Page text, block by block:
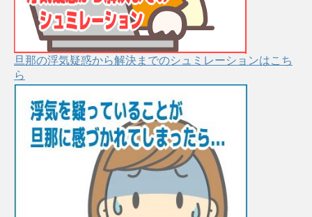
旦那の浮気疑惑から解決までのシュミレーションはこち
ら